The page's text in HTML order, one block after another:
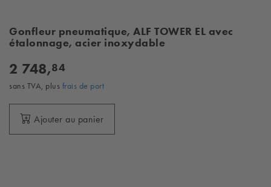
Gonfleur pneumatique, ALF TOWER EL avec
étalonnage, acier inoxydable
2 748,84
sans TVA, plus frais de port
Ajouter au panier